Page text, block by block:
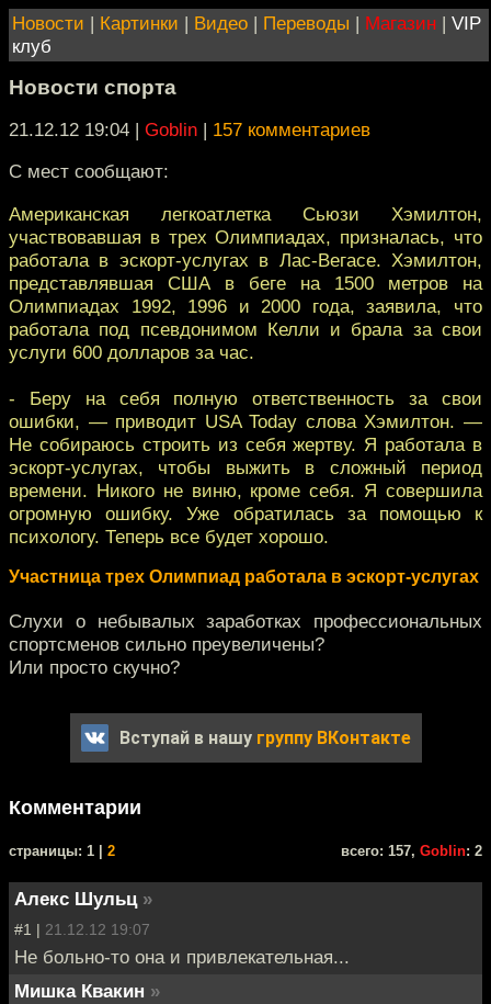
Новости | Картинки | Видео | Переводы | Магазин | VIP
клуб
Новости спорта
21.12.12 19:04 | Goblin | 157 комментариев
С мест сообщают:
Американская легкоатлетка Сьюзи Хэмилтон,
участвовавшая в трех Олимпиадах, призналась, что
работала в эскорт-услугах в Лас-Вегасе. Хэмилтон,
представлявшая США в беге на 1500 метров на
Олимпиадах 1992, 1996 и 2000 года, заявила, что
работала под псевдонимом Келли и брала за свои
услуги 600 долларов за час.
- Беру на себя полную ответственность за свои
ошибки, — приводит USA Today слова Хэмилтон. —
Не собираюсь строить из себя жертву. Я работала в
эскорт-услугах, чтобы выжить в сложный период
времени. Никого не виню, кроме себя. Я совершила
огромную ошибку. Уже обратилась за помощью к
психологу. Теперь все будет хорошо.
Участница трех Олимпиад работала в эскорт-услугах
Слухи о небывалых заработках профессиональных
спортсменов сильно преувеличены?
Или просто скучно?
Вступай в нашу группу ВКонтакте
Комментарии
cтраницы: 1 | 2 всего: 157, Goblin: 2
Алекс Шульц »
#1 | 21.12.12 19:07
Не больно-то она и привлекательная...
Мишка Квакин »